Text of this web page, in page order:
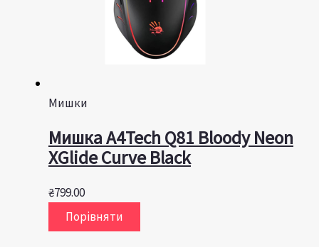
Мишки
Мишка A4Tech Q81 Bloody Neon
XGlide Curve Black
₴799.00
Порівняти